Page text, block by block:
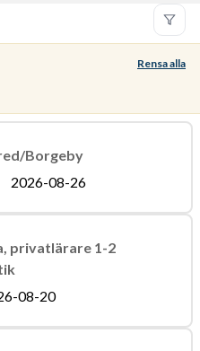
Rensa alla
Borgeby
2026-08-26
privatlärare 1-2
08-20